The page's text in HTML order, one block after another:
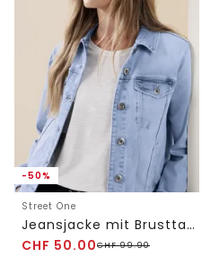
-50%
Street One
Jeansjacke mit Brusttaschen und Knöpfen
CHF 50.00CHF99.90